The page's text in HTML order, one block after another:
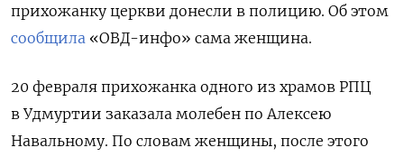
прихожанку церкви донесли в полицию. Об этом
сообщила «ОВД-инфо» сама женщина.
20 февраля прихожанка одного из храмов РПЦ
в Удмуртии заказала молебен по Алексею
Навальному. По словам женщины, после этого